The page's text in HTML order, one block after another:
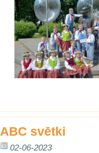
ABC svētki
02-06-2023